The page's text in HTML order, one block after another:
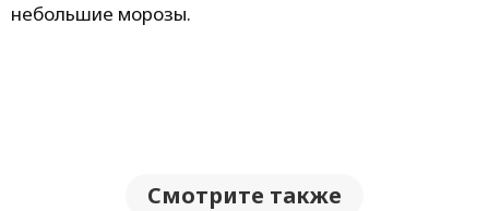
небольшие морозы.
Смотрите также